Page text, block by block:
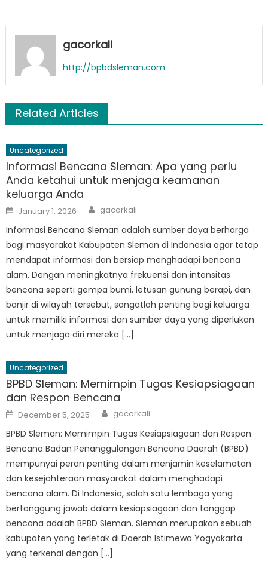
gacorkali
http://bpbdsleman.com
Related Articles
Uncategorized
Informasi Bencana Sleman: Apa yang perlu
Anda ketahui untuk menjaga keamanan
keluarga Anda
Posted
on
January 1, 2026 Author
gacorkali
Informasi Bencana Sleman adalah sumber daya berharga
bagi masyarakat Kabupaten Sleman di Indonesia agar tetap
mendapat informasi dan bersiap menghadapi bencana
alam. Dengan meningkatnya frekuensi dan intensitas
bencana seperti gempa bumi, letusan gunung berapi, dan
banjir di wilayah tersebut, sangatlah penting bagi keluarga
untuk memiliki informasi dan sumber daya yang diperlukan
untuk menjaga diri mereka […]
Uncategorized
BPBD Sleman: Memimpin Tugas Kesiapsiagaan
dan Respon Bencana
Posted
on
December 5, 2025 Author
gacorkali
BPBD Sleman: Memimpin Tugas Kesiapsiagaan dan Respon
Bencana Badan Penanggulangan Bencana Daerah (BPBD)
mempunyai peran penting dalam menjamin keselamatan
dan kesejahteraan masyarakat dalam menghadapi
bencana alam. Di Indonesia, salah satu lembaga yang
bertanggung jawab dalam kesiapsiagaan dan tanggap
bencana adalah BPBD Sleman. Sleman merupakan sebuah
kabupaten yang terletak di Daerah Istimewa Yogyakarta
yang terkenal dengan […]